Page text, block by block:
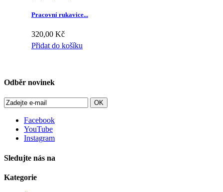
Pracovní rukavice...
320,00 Kč
Přidat do košíku
Odběr novinek
OK
Facebook
YouTube
Instagram
Sledujte nás na
Kategorie